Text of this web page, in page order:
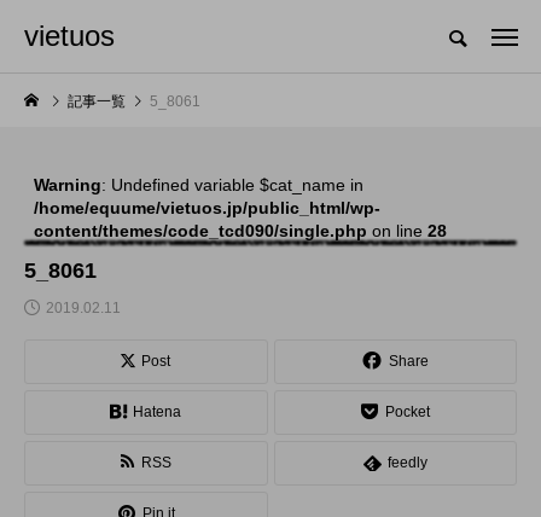
国内のジャグリング情報を収集・整理・発信するメディア
NEW POST
舞台
vietuos
記事一覧 5_8061
Warning: Undefined variable $cat_name in
/home/equume/vietuos.jp/public_html/wp-
content/themes/code_tcd090/single.php on line 28
5_8061
2019.02.11
Post Share
Hatena Pocket
RSS feedly
Pin it